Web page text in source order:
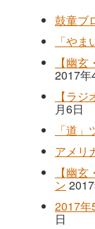
鼓童ブ
「や
【幽
2017年
【ラ
月6日
「道
アメリ
【幽
ン
2017年
日